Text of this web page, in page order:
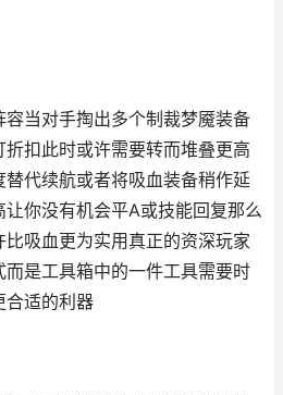
当对手掏出多个制裁梦魇装备
扣此时或许需要转而堆叠更高
代续航或者将吸血装备稍作延
你没有机会平A或技能回复那么
吸血更为实用真正的资深玩家
是工具箱中的一件工具需要时
合适的利器